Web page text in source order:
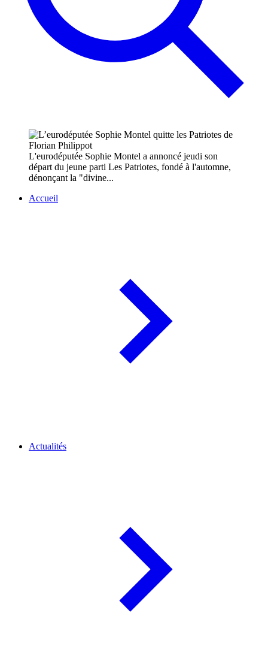
L'eurodéputée Sophie Montel a annoncé jeudi son
départ du jeune parti Les Patriotes, fondé à l'automne,
dénonçant la "divine...
Accueil
Actualités